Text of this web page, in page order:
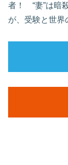
者！ “妻”は暗
が、受験と世界